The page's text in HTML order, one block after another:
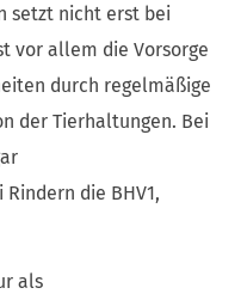
setzt nicht erst bei
vor allem die Vorsorge
durch regelmäßige
der Tierhaltungen. Bei
die BHV1,
als